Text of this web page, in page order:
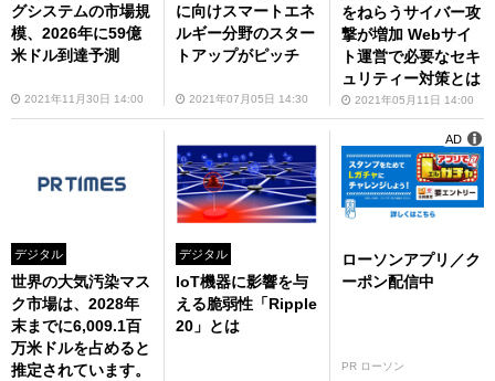
グシステムの市場規
模、2026年に59億
米ドル到達予測
2021年11月30日 14:00
に向けスマートエネ
ルギー分野のスター
トアップがピッチ
2021年07月05日 14:30
をねらうサイバー攻
撃が増加 Webサイ
ト運営で必要なセキ
ュリティー対策とは
2021年05月11日 14:00
デジタル
世界の大気汚染マス
ク市場は、2028年
末までに6,009.1百
万米ドルを占めると
推定されています。
デジタル
IoT機器に影響を与
える脆弱性「Ripple
20」とは
ローソンアプリ／ク
ーポン配信中
PR ローソン
AD